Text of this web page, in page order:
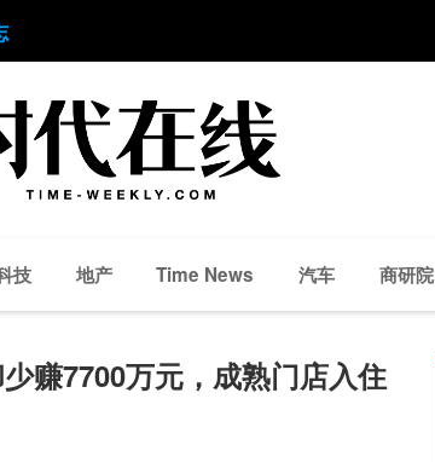
技 地产 Time News 汽车 商研院
赚7700万元，成熟门店入住